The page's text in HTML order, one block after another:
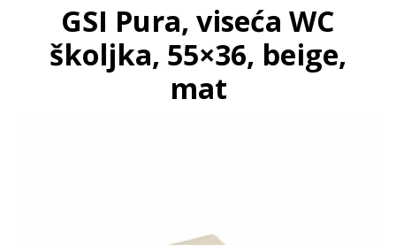
GSI Pura, viseća WC
školjka, 55×36, beige,
mat